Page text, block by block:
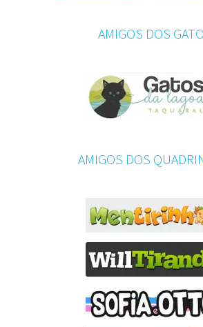
AMIGOS DOS
AMIGOS DOS